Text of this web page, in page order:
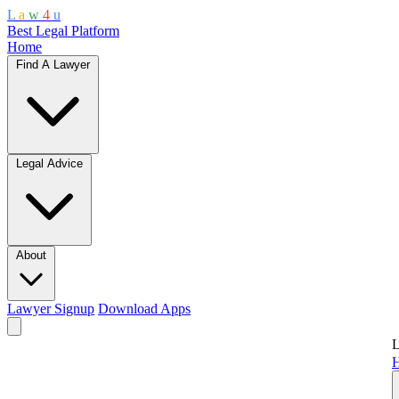
L a w 4 u
Best Legal Platform
Home
Find A Lawyer
Legal Advice
About
Lawyer Signup Download Apps